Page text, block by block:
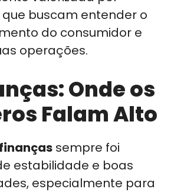
buscam entender o
do consumidor e
operações.
Onde os
Falam Alto
finanças sempre foi
estabilidade e boas
especialmente para